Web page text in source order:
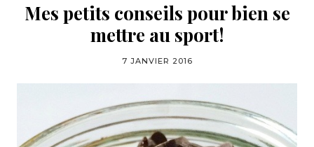
Mes petits conseils pour bien se
mettre au sport!
7 JANVIER 2016